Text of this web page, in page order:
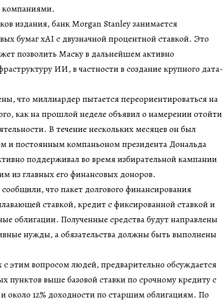
компаниями.
издания, банк Morgan Stanley занимается
бумаг xAI с двузначной процентной ставкой. Это
позволить Маску в дальнейшем активно
ИИ, в частности в создание крупного дата-
что миллиардер пытается переориентироваться на
как на прошлой неделе объявил о намерении отойти
В течение нескольких месяцев он был
и постоянным компаньоном президента Дональда
поддерживал во время избирательной кампании
из главных его финансовых доноров.
что пакет долгового финансирования
ставкой, кредит с фиксированной ставкой и
облигации. Полученные средства будут направлены
нужды, а обязательства должны быть выполнены
этим вопросом людей, предварительно обсуждается
пунктов выше базовой ставки по срочному кредиту с
около 12% доходности по старшим облигациям. По